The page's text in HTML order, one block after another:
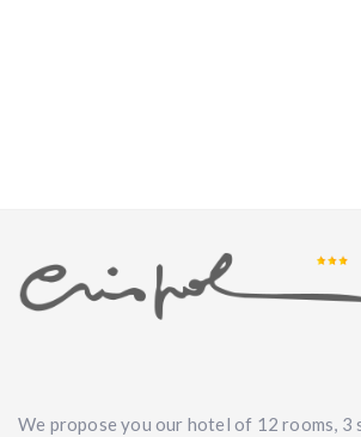
We propose you our hotel of 12 rooms, 3